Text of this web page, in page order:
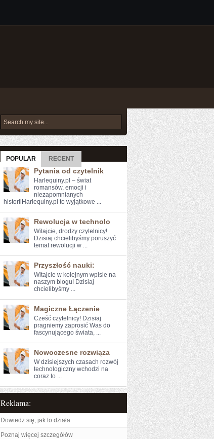
POPULAR RECENT
Pytania od czytelnik
Harlequiny.pl – świat
romansów, emocji i
niezapomnianych
historiiHarlequiny.pl to wyjątkowe ...
Rewolucja w technolo
Witajcie, drodzy⁤ czytelnicy!
Dzisiaj ​chcielibyśmy poruszyć
temat rewolucji w ...
Przyszłość nauki:
Witajcie w kolejnym wpisie na
naszym‍ blogu! Dzisiaj
chcielibyśmy ...
Magiczne Łączenie
Cześć ​czytelnicy! Dzisiaj
pragniemy zaprosić Was do
fascynującego świata, ...
Nowoczesne rozwiąza
W dzisiejszych czasach rozwój
technologiczny wchodzi na
coraz to ...
Reklama:
Dowiedz się, jak to działa
Poznaj więcej szczegółów